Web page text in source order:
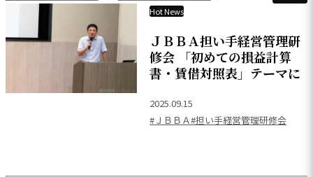
Hot News
ＪＢＢＡ担い手経営管理研
修会 「初めての損益計算
書・賃借対照表」テーマに
2025.09.15
#ＪＢＢＡ#担い手経営管理研修会